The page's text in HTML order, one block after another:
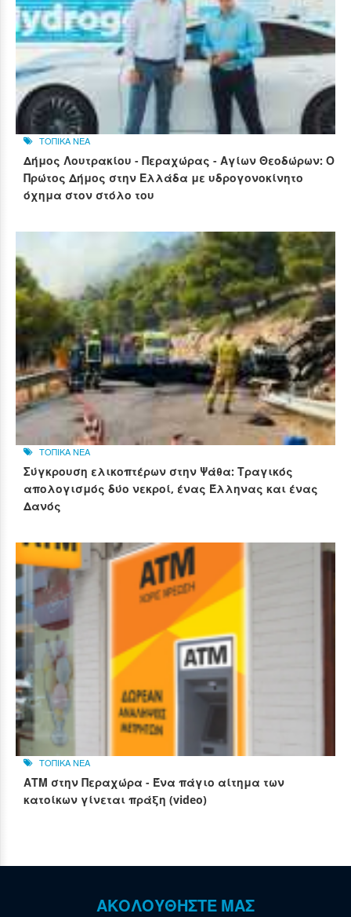
ΤΟΠΙΚΑ ΝΕΑ
Δήμος Λουτρακίου - Περαχώρας - Αγίων Θεοδώρων: Ο
Πρώτος Δήμος στην Ελλάδα με υδρογονοκίνητο
όχημα στον στόλο του
ΤΟΠΙΚΑ ΝΕΑ
Σύγκρουση ελικοπτέρων στην Ψάθα: Τραγικός
απολογισμός δύο νεκροί, ένας Έλληνας και ένας
Δανός
ΤΟΠΙΚΑ ΝΕΑ
ΑΤΜ στην Περαχώρα - Ένα πάγιο αίτημα των
κατοίκων γίνεται πράξη (video)
ΑΚΟΛΟΥΘΗΣΤΕ ΜΑΣ